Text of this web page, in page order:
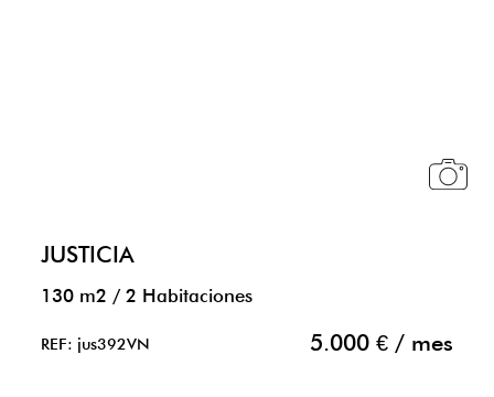
JUSTICIA
130 m2 / 2 Habitaciones
REF: jus392VN 5.000 € / mes